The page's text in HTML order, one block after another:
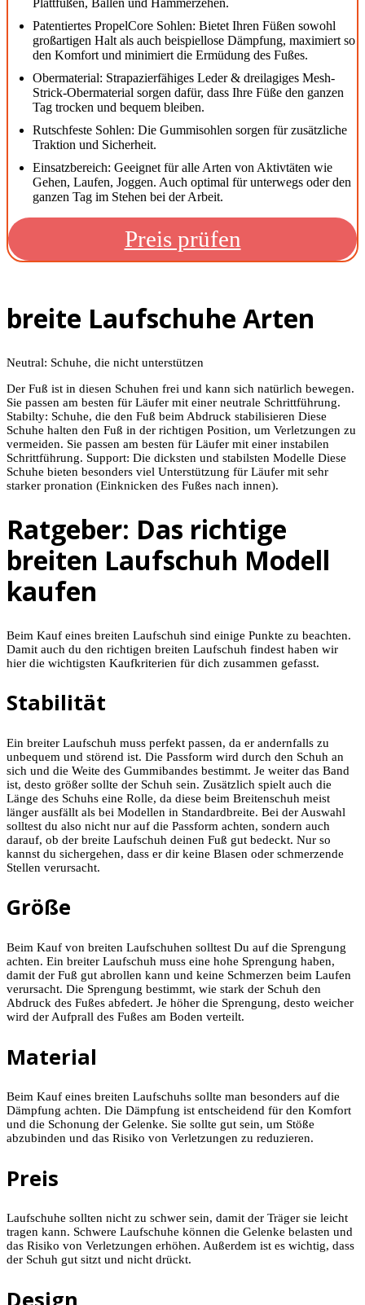
Plattfüßen, Ballen und Hammerzehen.
Patentiertes PropelCore Sohlen: Bietet Ihren Füßen sowohl
großartigen Halt als auch beispiellose Dämpfung, maximiert so
den Komfort und minimiert die Ermüdung des Fußes.
Obermaterial: Strapazierfähiges Leder & dreilagiges Mesh-
Strick-Obermaterial sorgen dafür, dass Ihre Füße den ganzen
Tag trocken und bequem bleiben.
Rutschfeste Sohlen: Die Gummisohlen sorgen für zusätzliche
Traktion und Sicherheit.
Einsatzbereich: Geeignet für alle Arten von Aktivtäten wie
Gehen, Laufen, Joggen. Auch optimal für unterwegs oder den
ganzen Tag im Stehen bei der Arbeit.
Preis prüfen
breite Laufschuhe Arten
Neutral: Schuhe, die nicht unterstützen
Der Fuß ist in diesen Schuhen frei und kann sich natürlich bewegen.
Sie passen am besten für Läufer mit einer neutrale Schrittführung.
Stabilty: Schuhe, die den Fuß beim Abdruck stabilisieren Diese
Schuhe halten den Fuß in der richtigen Position, um Verletzungen zu
vermeiden. Sie passen am besten für Läufer mit einer instabilen
Schrittführung. Support: Die dicksten und stabilsten Modelle Diese
Schuhe bieten besonders viel Unterstützung für Läufer mit sehr
starker pronation (Einknicken des Fußes nach innen).
Ratgeber: Das richtige
breiten Laufschuh Modell
kaufen
Beim Kauf eines breiten Laufschuh sind einige Punkte zu beachten.
Damit auch du den richtigen breiten Laufschuh findest haben wir
hier die wichtigsten Kaufkriterien für dich zusammen gefasst.
Stabilität
Ein breiter Laufschuh muss perfekt passen, da er andernfalls zu
unbequem und störend ist. Die Passform wird durch den Schuh an
sich und die Weite des Gummibandes bestimmt. Je weiter das Band
ist, desto größer sollte der Schuh sein. Zusätzlich spielt auch die
Länge des Schuhs eine Rolle, da diese beim Breitenschuh meist
länger ausfällt als bei Modellen in Standardbreite. Bei der Auswahl
solltest du also nicht nur auf die Passform achten, sondern auch
darauf, ob der breite Laufschuh deinen Fuß gut bedeckt. Nur so
kannst du sichergehen, dass er dir keine Blasen oder schmerzende
Stellen verursacht.
Größe
Beim Kauf von breiten Laufschuhen solltest Du auf die Sprengung
achten. Ein breiter Laufschuh muss eine hohe Sprengung haben,
damit der Fuß gut abrollen kann und keine Schmerzen beim Laufen
verursacht. Die Sprengung bestimmt, wie stark der Schuh den
Abdruck des Fußes abfedert. Je höher die Sprengung, desto weicher
wird der Aufprall des Fußes am Boden verteilt.
Material
Beim Kauf eines breiten Laufschuhs sollte man besonders auf die
Dämpfung achten. Die Dämpfung ist entscheidend für den Komfort
und die Schonung der Gelenke. Sie sollte gut sein, um Stöße
abzubinden und das Risiko von Verletzungen zu reduzieren.
Preis
Laufschuhe sollten nicht zu schwer sein, damit der Träger sie leicht
tragen kann. Schwere Laufschuhe können die Gelenke belasten und
das Risiko von Verletzungen erhöhen. Außerdem ist es wichtig, dass
der Schuh gut sitzt und nicht drückt.